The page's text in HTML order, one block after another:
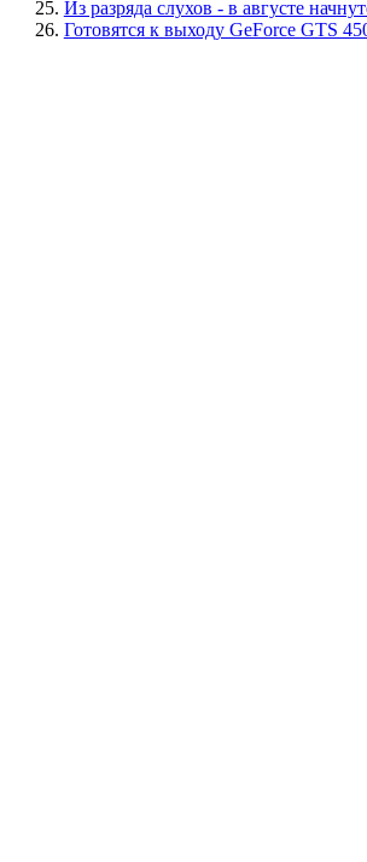
25. Из разряда слухов - в августе
26. Готовятся к выходу GeForce GTS